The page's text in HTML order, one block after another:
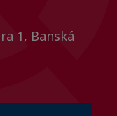
1, Banská